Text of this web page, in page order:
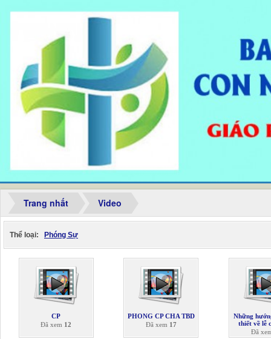
Trang nhất Video
Thể loại: Phóng Sự
CP
Đã xem 12
PHONG CP CHA TBD
Đã xem 17
Những
thiết về lễ
Đã